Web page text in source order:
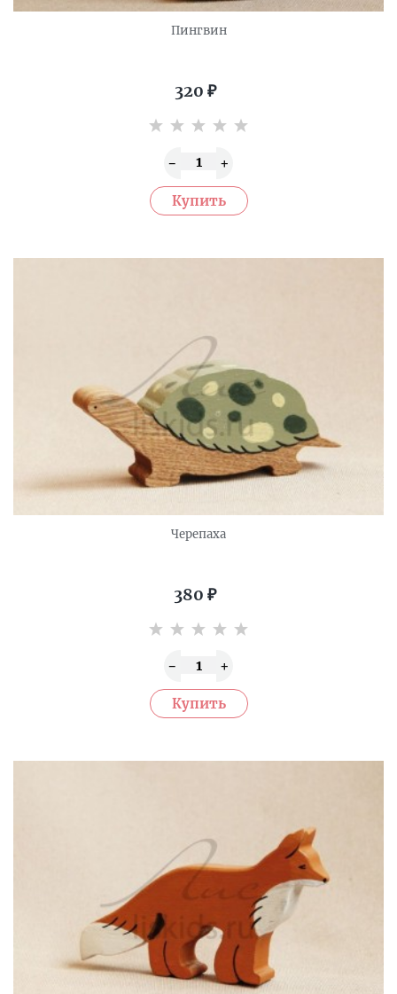
Пингвин
320 ₽
Черепаха
380 ₽